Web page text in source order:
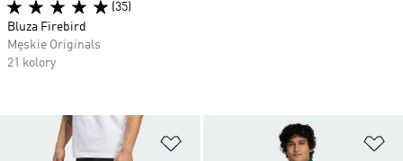
Dodaj do listy życzeń
(35)
Bluza Firebird
Męskie Originals
21 kolory